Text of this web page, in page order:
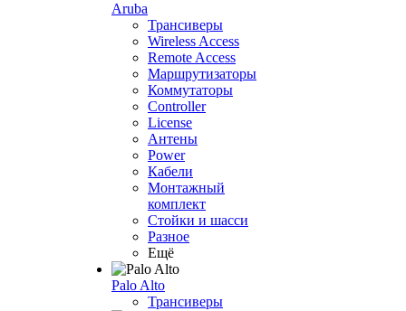
Aruba
Трансиверы
Wireless Access
Remote Access
Маршрутизаторы
Коммутаторы
Controller
License
Антены
Power
Кабели
Монтажный
комплект
Стойки и шасси
Разное
Ещё
Palo Alto
Трансиверы